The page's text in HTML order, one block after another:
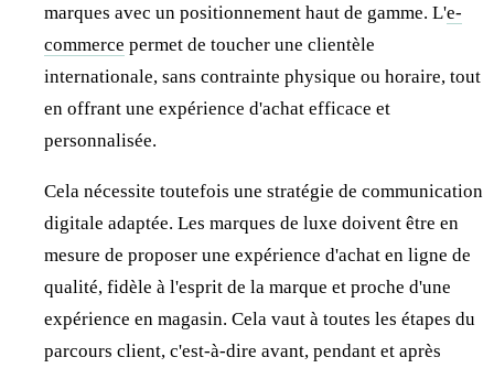
marques avec un positionnement haut de gamme. L'e-
commerce permet de toucher une clientèle
internationale, sans contrainte physique ou horaire, tout
en offrant une expérience d'achat efficace et
personnalisée.
Cela nécessite toutefois une stratégie de communication
digitale adaptée. Les marques de luxe doivent être en
mesure de proposer une expérience d'achat en ligne de
qualité, fidèle à l'esprit de la marque et proche d'une
expérience en magasin. Cela vaut à toutes les étapes du
parcours client, c'est-à-dire avant, pendant et après